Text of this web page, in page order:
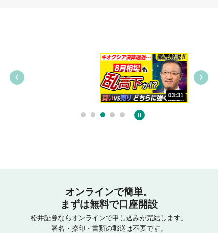
03:31
オンラインで簡単。
まずは無料で口座開設
松井証券ならオンラインで申し込みが完結します。
署名・捺印・書類の郵送は不要です。